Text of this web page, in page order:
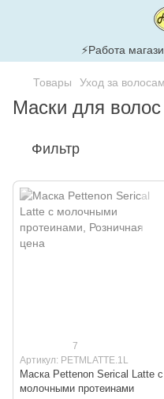
⚡Работа
Товары Уход за
Маски для волос
Фильтр
7
Артикул: PETMLATTE.1L
Маска Pettenon Serical Latte с
молочными протеинами